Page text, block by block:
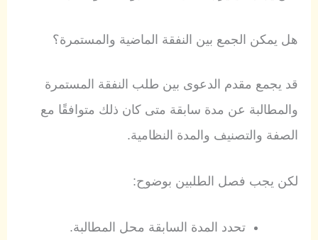
هل يمكن الجمع بين النفقة الماضية والمستمرة؟
قد يجمع مقدم الدعوى بين طلب النفقة المستمرة
والمطالبة عن مدة سابقة متى كان ذلك متوافقًا مع
الصفة والتصنيف والمدة النظامية.
لكن يجب فصل الطلبين بوضوح:
تحدد المدة السابقة محل المطالبة.